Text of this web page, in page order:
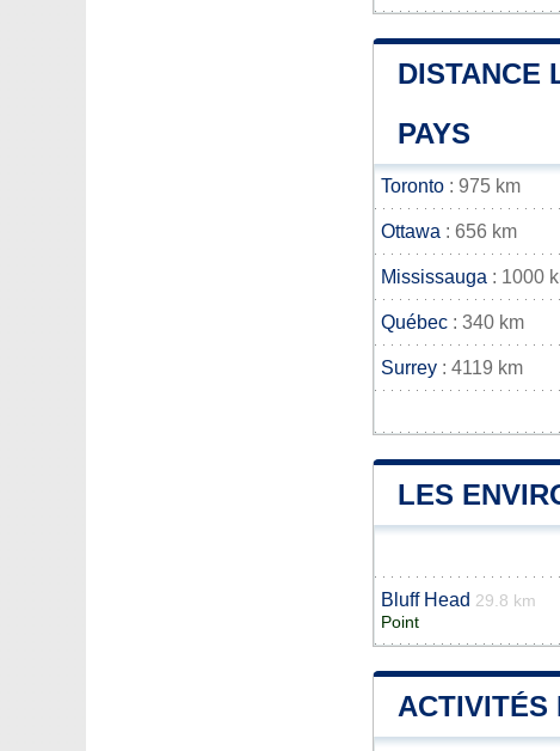
DISTANCE
PAYS
Toronto : 975 km
Ottawa : 656 km
Mississauga : 1000
Québec : 340 km
Surrey : 4119 km
LES
Bluff Head 29.8 km
Point
ACTIVITÉS